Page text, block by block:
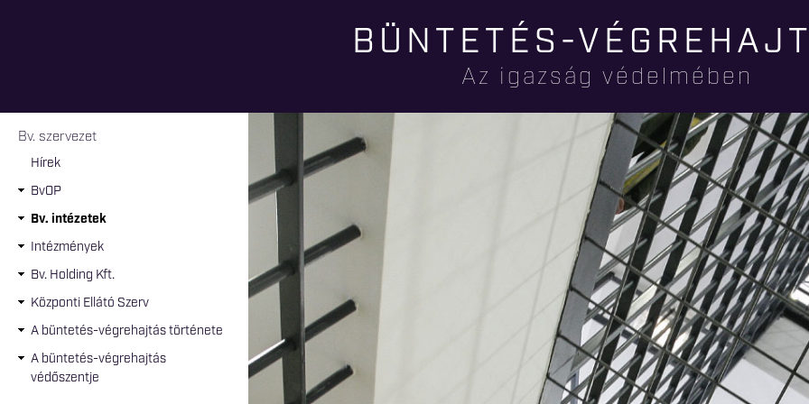
tartalomra
BÜNTETÉS-
Az igazság védelmében
Jelenlegi hely
Bv. szervezet
Hírek
BvOP
Bv. intézetek
Intézmények
Bv. Holding Kft.
Központi Ellátó Szerv
A büntetés-végrehajtás története
A büntetés-végrehajtás
védőszentje